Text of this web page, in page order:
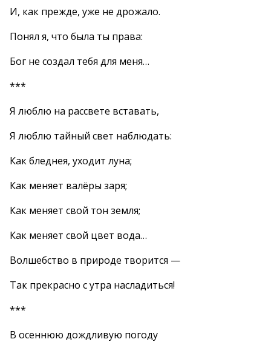
И, как прежде, уже не дрожало.
Понял я, что была ты права:
Бог не создал тебя для меня…
***
Я люблю на рассвете вставать,
Я люблю тайный свет наблюдать:
Как бледнея, уходит луна;
Как меняет валёры заря;
Как меняет свой тон земля;
Как меняет свой цвет вода…
Волшебство в природе творится —
Так прекрасно с утра насладиться!
***
В осеннюю дождливую погоду